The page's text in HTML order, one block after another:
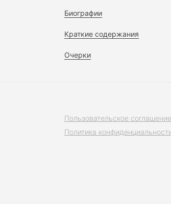
Биографии
Краткие содержания
Очерки
Пользовательское соглашение
Политика